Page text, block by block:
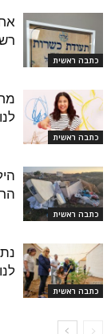
כתבה ראשית
כתבה ראשית
כתבה ראשית
כתבה ראשית